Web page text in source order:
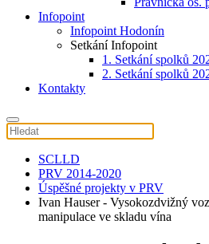
Infopoint
Infopoint Hodonín
Setkání Infopoint
1. Setkání spolků
2. Setkání spolků
Kontakty
SCLLD
PRV 2014-2020
Úspěšné projekty v PRV
Ivan Hauser - Vysokozdvižný
manipulace ve skladu vína